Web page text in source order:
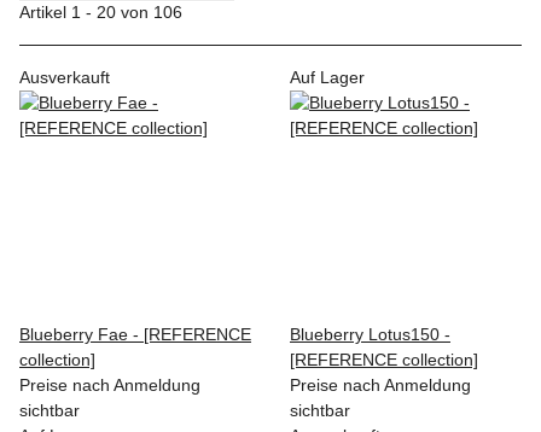
Artikel 1 - 20 von 106
Ausverkauft
Blueberry Fae - [REFERENCE
collection]
Preise nach Anmeldung
sichtbar
Auf Lager
Blueberry Lotus150 -
[REFERENCE collection]
Preise nach Anmeldung
sichtbar